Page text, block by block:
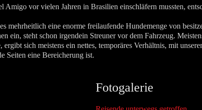
Amigo vor vielen Jahren in Brasilien einschläfern mussten,
mehrheitlich eine enorme freilaufende Hundemenge von
ein, steht schon irgendein Streuner vor dem Fahrzeug.
sich meistens ein nettes, temporäres Verhältnis, mit
Seiten eine Bereicherung ist.
Fotogalerie